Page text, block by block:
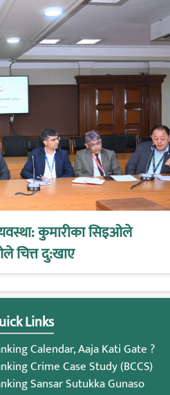
कुमारीका सिइओले
चित्त दु:खाए
Links
Calendar, Aaja Kati Gate ?
Crime Case Study (BCCS)
Sansar Sutukka Gunaso